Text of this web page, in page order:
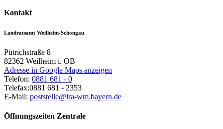
Kontakt
Landratsamt Weilheim-Schongau
Pütrichstraße 8
82362 Weilheim i. OB
Adresse in Google Maps anzeigen
Telefon: 0881 681 - 0
Telefax:0881 681 - 2353
E-Mail: poststelle@lra-wm.bayern.de
Öffnungszeiten Zentrale